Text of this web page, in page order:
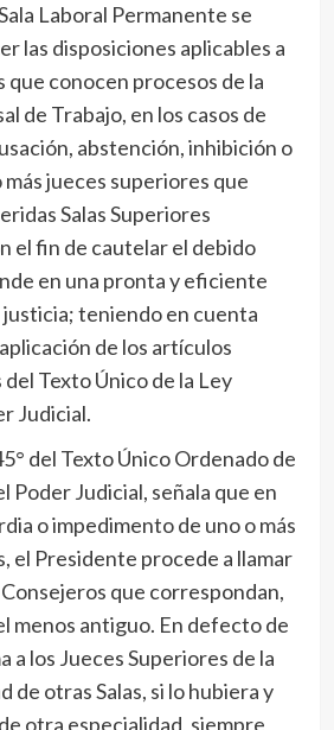
Laboral Permanente se
las disposiciones aplicables a
que conocen procesos de la
de Trabajo, en los casos de
abstención, inhibición o
jueces superiores que
Salas Superiores
el fin de cautelar el debido
en una pronta y eficiente
teniendo en cuenta
de los artículos
Texto Único de la Ley
Judicial.
del Texto Único Ordenado de
Poder Judicial, señala que en
o impedimento de uno o más
el Presidente procede a llamar
que correspondan,
menos antiguo. En defecto de
a los Jueces Superiores de la
de otras Salas, si lo hubiera y
otra especialidad, siempre